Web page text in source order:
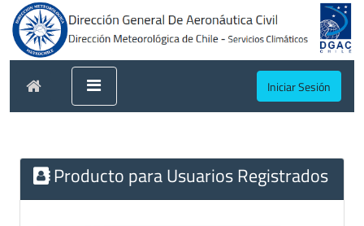
Iniciar Sesión
Producto para Usuarios Registrados